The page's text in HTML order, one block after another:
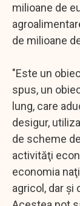
milioane de
de milioane
"Este un
spus, un
lung, care
desigur,
de scheme
activităţi
economia
agricol, dar şi